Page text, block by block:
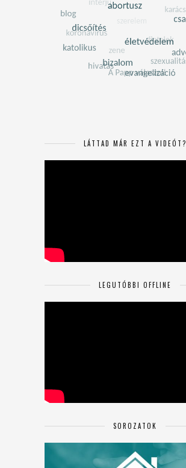
LÁTTAD MÁR EZT A VIDEÓT?
LEGUTÓBBI OFFLINE
SOROZATOK